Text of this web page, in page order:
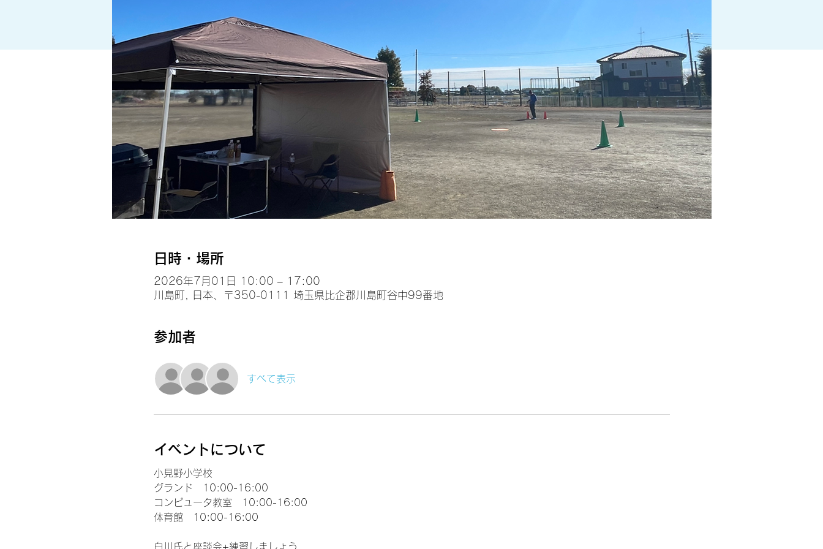
日時・場所
2026年7月01日 10:00 – 17:00
川島町, 日本、〒350-0111 埼玉県比企郡川島町谷中99番地
参加者
すべて表示
イベントについて
小見野小学校
グランド　10:00-16:00
コンピュータ教室　10:00-16:00
体育館　10:00-16:00
白川氏と座談会+練習しましょう